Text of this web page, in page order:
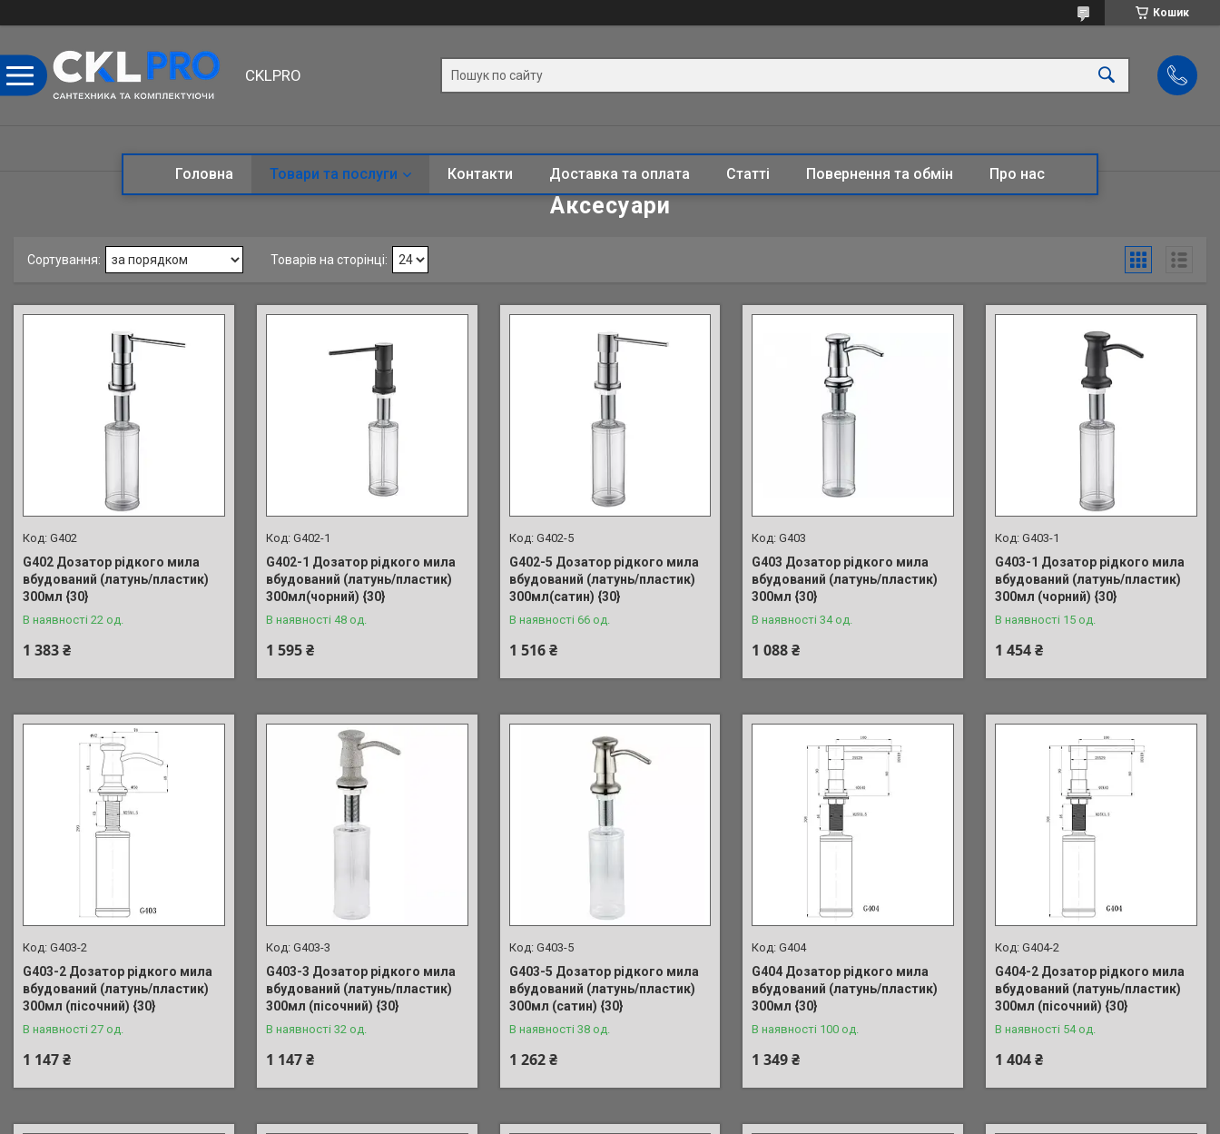
Кошик
CKLPRO
Головна Товари та послуги Контакти Доставка та оплата Статті Повернення та обмін Про нас
Аксесуари
G402
G402 Дозатор рідкого мила
вбудований (латунь/пластик)
300мл {30}
В наявності 22 од.
1 383 ₴
G402-1
G402-1 Дозатор рідкого мила
вбудований (латунь/пластик)
300мл(чорний) {30}
В наявності 48 од.
1 595 ₴
G402-5
G402-5 Дозатор рідкого мила
вбудований (латунь/пластик)
300мл(сатин) {30}
В наявності 66 од.
1 516 ₴
G403
G403 Дозатор рідкого мила
вбудований (латунь/пластик)
300мл {30}
В наявності 34 од.
1 088 ₴
G403-1
G403-1 Дозатор рідкого мила
вбудований (латунь/пластик)
300мл (чорний) {30}
В наявності 15 од.
1 454 ₴
G403-2
G403-2 Дозатор рідкого мила
вбудований (латунь/пластик)
300мл (пісочний) {30}
В наявності 27 од.
1 147 ₴
G403-3
G403-3 Дозатор рідкого мила
вбудований (латунь/пластик)
300мл (пісочний) {30}
В наявності 32 од.
1 147 ₴
G403-5
G403-5 Дозатор рідкого мила
вбудований (латунь/пластик)
300мл (сатин) {30}
В наявності 38 од.
1 262 ₴
G404
G404 Дозатор рідкого мила
вбудований (латунь/пластик)
300мл {30}
В наявності 100 од.
1 349 ₴
G404-2
G404-2 Дозатор рідкого мила
вбудований (латунь/пластик)
300мл (пісочний) {30}
В наявності 54 од.
1 404 ₴